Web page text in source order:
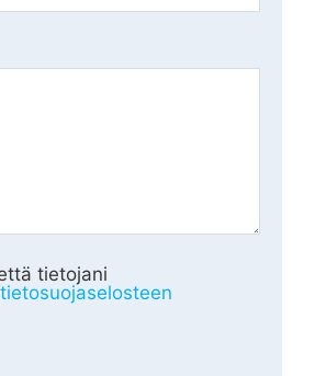
tietojani
tietosuojaselosteen